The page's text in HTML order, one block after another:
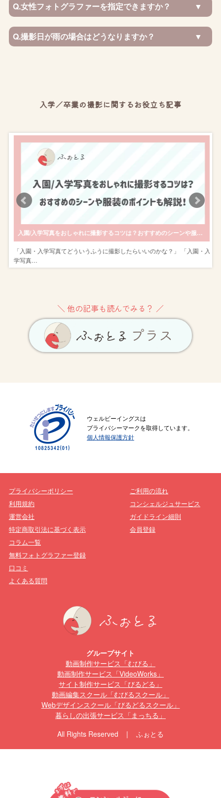
Q.女性フォトグラファーを指定できますか？
Q.撮影日が雨の場合はどうなりますか？
入学／卒業の撮影に関するお役立ち記事
入園/入学写真をおしゃれに撮影するコツは？おすすめのシーンや服装のポイントも解説！
「入園・入学写真てどういうふうに撮影したらいいのかな？」 「入園・入
学写真…
＼ 他の記事も読んでみる？ ／
ウェルビーイングスは
プライバシーマークを取得しています。
個人情報保護方針
プライバシーポリシー
利用規約
運営会社
特定商取引法に基づく表示
ご利用の流れ
コンシェルジュサービス
ガイドライン細則
会員登録
コラム一覧
無料フォトグラファー登録
口コミ
よくある質問
グループサイト
動画制作サービス「むびる」
動画制作サービス「VideoWorks」
サイト制作サービス「びるどる」
動画編集スクール「むびるスクール」
Webデザインスクール「びるどるスクール」
暮らしの出張サービス「まっちる」
All Rights Reserved | ふぉとる